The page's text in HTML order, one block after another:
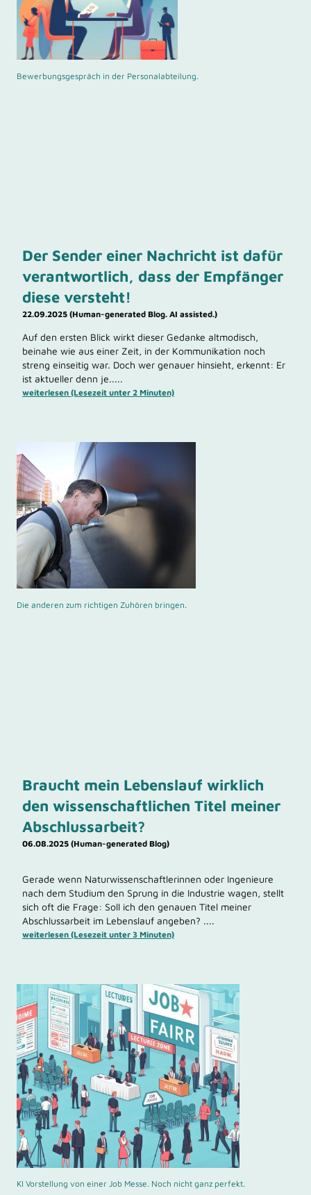
Bewerbungsgespräch in der Personalabteilung.
Der Sender einer Nachricht ist dafür
verantwortlich, dass der Empfänger
diese versteht!
22.09.2025 (Human-generated Blog. AI assisted.)
Auf den ersten Blick wirkt dieser Gedanke altmodisch,
beinahe wie aus einer Zeit, in der Kommunikation noch
streng einseitig war. Doch wer genauer hinsieht, erkennt: Er
ist aktueller denn je.....
weiterlesen (Lesezeit unter 2 Minuten)
Die anderen zum richtigen Zuhören bringen.
Braucht mein Lebenslauf wirklich
den wissenschaftlichen Titel meiner
Abschlussarbeit?
06.08.2025 (Human-generated Blog)
Gerade wenn Naturwissenschaftlerinnen oder Ingenieure
nach dem Studium den Sprung in die Industrie wagen, stellt
sich oft die Frage: Soll ich den genauen Titel meiner
Abschlussarbeit im Lebenslauf angeben? ....
weiterlesen (Lesezeit unter 3 Minuten)
KI Vorstellung von einer Job Messe. Noch nicht ganz perfekt.